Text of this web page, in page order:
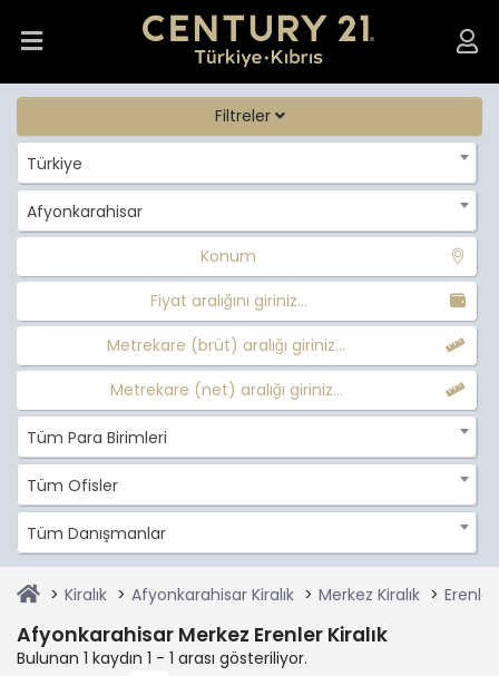
Filtreler
Türkiye
Afyonkarahisar
Konum
Fiyat aralığını giriniz...
Metrekare (brüt) aralığı giriniz...
Metrekare (net) aralığı giriniz...
Tüm Para Birimleri
Tüm Ofisler
Tüm Danışmanlar
Kiralık Afyonkarahisar Kiralık Merkez Kiralık Erenler
Afyonkarahisar Merkez Erenler Kiralık
Bulunan 1 kaydın 1 - 1 arası gösteriliyor.